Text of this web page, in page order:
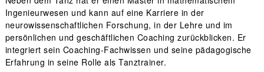
Ingenieurwesen und kann auf eine Karriere in der
neurowissenschaftlichen Forschung, in der Lehre und im
persönlichen und geschäftlichen Coaching zurückblicken. Er
integriert sein Coaching-Fachwissen und seine pädagogische
Erfahrung in seine Rolle als Tanztrainer.